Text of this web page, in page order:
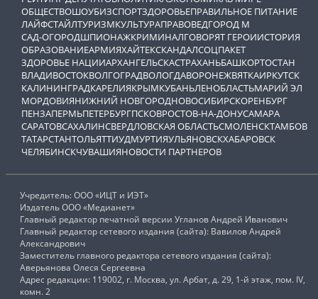
ОБЩЕСТВОШОУБИЗСПОРТЗДОРОВЬЕПРАВИЛЬНОЕ ПИТАНИЕ
ЛАЙФСТАЙЛТУРИЗМКУЛЬТУРАПРАВОВЕДГОРОД М
САД-ОГОРОДШПИОНАЖКРИМИНАЛГОВОРЯТ ГЕРОИИСТОРИЯ
ОБРАЗОВАНИЕАРМИЯХАЙТЕКСКАНДАЛСОЦПАКЕТ
ЗДОРОВЬЕ НАЦИИАРХАНГЕЛЬСКАСТРАХАНЬБАШКОРТОСТАН
ВЛАДИВОСТОКВОЛГОГРАДВОЛОГДАВОРОНЕЖВЯТКАИРКУТСК
КАЛИНИНГРАДКАРЕЛИЯКРЫМКУБАНЬЛЕНОБЛАСТЬМАРИЙ ЭЛ
МОРДОВИЯНИЖНИЙ НОВГОРОДНОВОСИБИРСКОРЕНБУРГ
ПЕНЗАПЕРМЬПЕТЕРБУРГПСКОВРОСТОВ-НА-ДОНУСАМАРА
САРАТОВСАХАЛИНСВЕРДЛОВСКАЯ ОБЛАСТЬСМОЛЕНСКТАМБОВ
ТАТАРСТАНТОЛЬЯТТИУДМУРТИЯУЛЬЯНОВСКХАБАРОВСК
ЧЕЛЯБИНСКЧУВАШИЯНОВОСТИ ПАРТНЕРОВ
Учредитель: ООО «ИЦТ и ИЭТ»
Издатель ООО «Медианет»
Главный редактор печатной версии Угланов Андрей Иванович
Главный редактор сетевого издания (сайта): Вавилов Андрей
Александрович
Заместитель главного редактора сетевого издания (сайта):
Аверьянова Олеся Сергеевна
Адрес редакции: 119002, г. Москва, ул. Арбат, д. 29, 1-й этаж, пом. IV,
комн. 2